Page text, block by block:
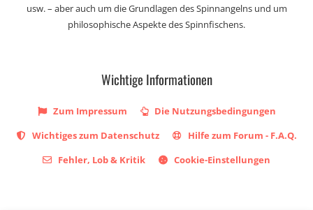
usw. – aber auch um die Grundlagen des Spinnangelns und um
philosophische Aspekte des Spinnfischens.
Wichtige Informationen
Zum Impressum
Die Nutzungsbedingungen
Wichtiges zum Datenschutz
Hilfe zum Forum - F.A.Q.
Fehler, Lob & Kritik
Cookie-Einstellungen